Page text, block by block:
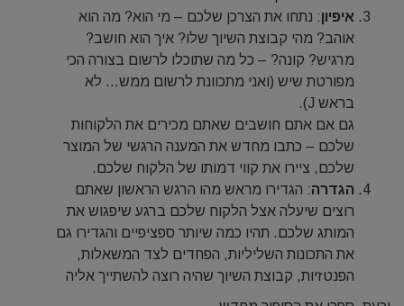
איפיון: נתחו את הצרכן שלכם – מי הוא? מה הוא
אוהב? מהי קבוצת השיוך שלו? איך הוא חושב?
מרגיש? קונה? – כל מה שתוכלו לרשום בצורה הכי
מפורטת שיש (ואני מתכוונת לרשום ממש… לא
בראש J).
גם אם אתם חושבים שאתם מכירים את הלקוחות
שלכם – כתבו מחדש את המענה הרגשי של המוצר
שלכם, ציירו את קווי דמותו של הלקוח שלכם.
הגדרה: הגדירו מראש מהו הרגש הראשון שאתם
רוצים שיעלה אצל הלקוח שלכם ברגע שיפגוש את
המותג שלכם. תהיו כמה שיותר ספציפיים והגדירו גם
את התכונות השליליות, הפחדים לצד המשאלות,
הפנטזיות, קבוצת השיוך שהיה רוצה להשתייך אליה